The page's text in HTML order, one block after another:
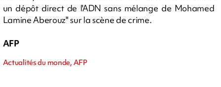
un dépôt direct de l'ADN sans mélange de Mohamed
Lamine Aberouz" sur la scène de crime.
AFP
Actualités du monde, AFP